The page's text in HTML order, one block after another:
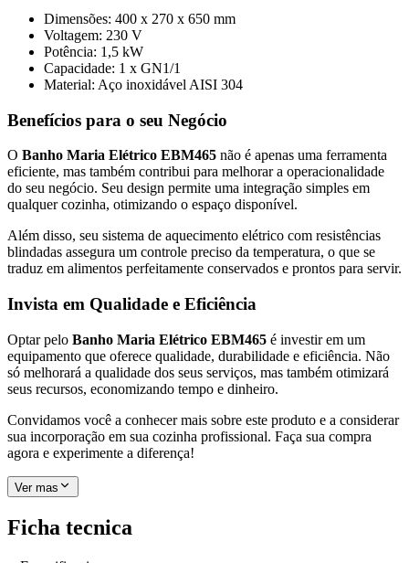
Dimensões: 400 x 270 x 650 mm
Voltagem: 230 V
Potência: 1,5 kW
Capacidade: 1 x GN1/1
Material: Aço inoxidável AISI 304
Benefícios para o seu Negócio
O Banho Maria Elétrico EBM465 não é apenas uma ferramenta
eficiente, mas também contribui para melhorar a operacionalidade
do seu negócio. Seu design permite uma integração simples em
qualquer cozinha, otimizando o espaço disponível.
Além disso, seu sistema de aquecimento elétrico com resistências
blindadas assegura um controle preciso da temperatura, o que se
traduz em alimentos perfeitamente conservados e prontos para servir.
Invista em Qualidade e Eficiência
Optar pelo Banho Maria Elétrico EBM465 é investir em um
equipamento que oferece qualidade, durabilidade e eficiência. Não
só melhorará a qualidade dos seus serviços, mas também otimizará
seus recursos, economizando tempo e dinheiro.
Convidamos você a conhecer mais sobre este produto e a considerar
sua incorporação em sua cozinha profissional. Faça sua compra
agora e experimente a diferença!
Ver mas
Ficha tecnica